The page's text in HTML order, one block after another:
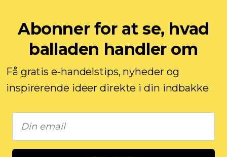
Abonner for at se, hvad
balladen handler om
Få gratis e-handelstips, nyheder og
inspirerende ideer direkte i din indbakke